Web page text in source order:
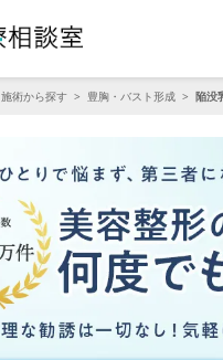
施術から探す > 豊胸・バスト形成 > 陥没